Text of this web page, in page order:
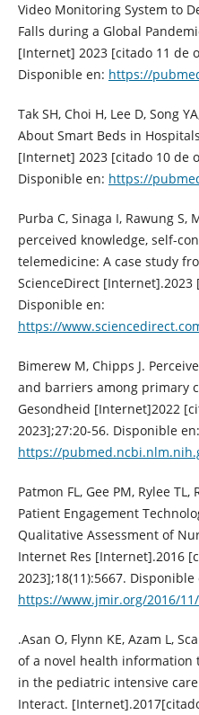
Video Monitoring System to
Falls during a Global
[Internet] 2023 [citado 11 de
Disponible en: https://
Tak SH, Choi H, Lee D, Song
About Smart Beds in
[Internet] 2023 [citado 10 de
Disponible en: https://
Purba C, Sinaga I, Rawung S,
perceived knowledge, self-
telemedicine: A case study
ScienceDirect
Disponible en:
https://
Bimerew M, Chipps J.
and barriers among primary
Gesondheid [Internet]2022
2023];27:20-56. Disponible en:
https://
Patmon FL, Gee PM, Rylee
Patient Engagement
Qualitative Assessment of
Internet Res [Internet].2016
2023];18(11):5667. Disponible
https://www.jmir.org/2016/
.Asan O, Flynn KE, Azam L,
of a novel health information
in the pediatric intensive
Interact.